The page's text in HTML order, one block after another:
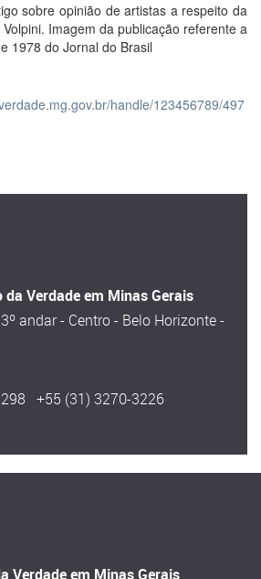
sobre opinião de artistas a respeito da
Imagem da publicação referente a
1978 do Jornal do Brasil
handle/123456789/497
da Verdade em Minas Gerais
andar - Centro - Belo Horizonte -
+55 (31) 3270-3226
Verdade em Minas Gerais